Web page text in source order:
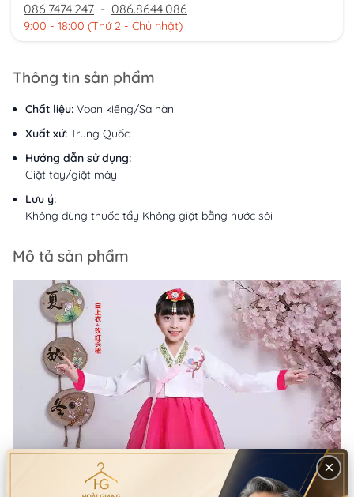
086.7474.247 - 086.8644.086
9:00 - 18:00 (Thứ 2 - Chủ nhật)
Thông tin sản phẩm
Chất liệu: Voan kiếng/Sa hàn
Xuất xứ: Trung Quốc
Hướng dẫn sử dụng:
Giặt tay/giặt máy
Lưu ý:
Không dùng thuốc tẩy Không giặt bằng nước sôi
Mô tả sản phẩm
×